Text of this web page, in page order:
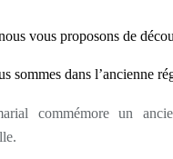
vous proposons de
sommes dans l’ancienne
commémore un